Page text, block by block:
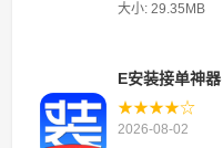
大小: 29.35MB
E安装接单神器
★★★★☆
2026-08-02